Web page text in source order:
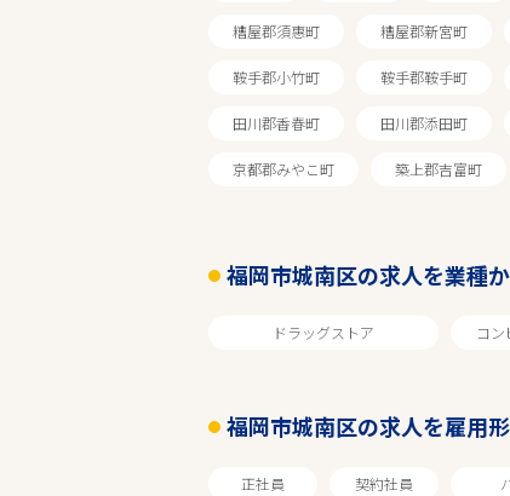
糟屋郡須惠町 糟屋郡新宮町
鞍手郡小竹町 鞍手郡鞍手町
田川郡香春町 田川郡添田町
京都郡みやこ町 築上郡吉富町
福岡市城南区の求人を業種
ドラッグストア コン
福岡市城南区の求人を雇用
正社員 契約社員